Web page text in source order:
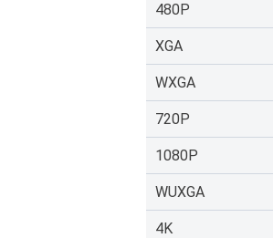
480P
XGA
WXGA
720P
1080P
WUXGA
4K